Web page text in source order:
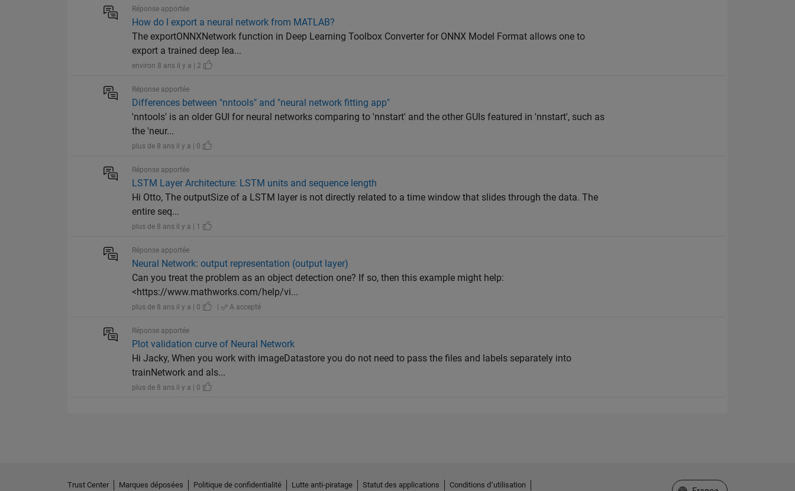
Réponse apportée
How do I export a neural network from MATLAB?
The exportONNXNetwork function in Deep Learning Toolbox Converter for ONNX Model Format allows one to
export a trained deep lea...
environ 8 ans il y a | 2
Réponse apportée
Differences between "nntools" and "neural network fitting app"
'nntools' is an older GUI for neural networks comparing to 'nnstart' and the other GUIs featured in 'nnstart', such as
the 'neur...
plus de 8 ans il y a | 0
Réponse apportée
LSTM Layer Architecture: LSTM units and sequence length
Hi Otto, The outputSize of a LSTM layer is not directly related to a time window that slides through the data. The
entire seq...
plus de 8 ans il y a | 1
Réponse apportée
Neural Network: output representation (output layer)
Can you treat the problem as an object detection one? If so, then this example might help:
<https://www.mathworks.com/help/vi...
plus de 8 ans il y a | 0 | A accepté
Réponse apportée
Plot validation curve of Neural Network
Hi Jacky, When you work with imageDatastore you do not need to pass the files and labels separately into
trainNetwork and als...
plus de 8 ans il y a | 0
Trust Center Marques déposées Politique de confidentialité Lutte anti-piratage Statut des applications Conditions d՚utilisation